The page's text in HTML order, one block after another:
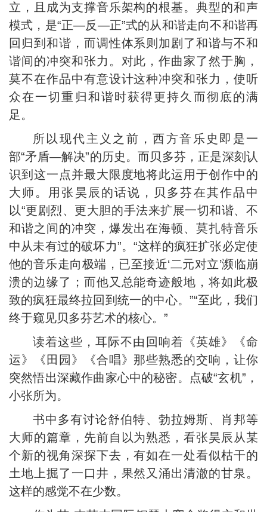
立，且成为支撑音乐架构的根基。典型的和声
模式，是“正—反—正”式的从和谐走向不和谐再
回归到和谐，而调性体系则加剧了和谐与不和
谐间的冲突和张力。对此，作曲家了然于胸，
莫不在作品中有意设计这种冲突和张力，使听
众在一切重归和谐时获得更持久而彻底的满
足。
所以现代主义之前，西方音乐史即是一
部“矛盾—解决”的历史。而贝多芬，正是深刻认
识到这一点并最大限度地将此运用于创作中的
大师。用张昊辰的话说，贝多芬在其作品中
以“更剧烈、更大胆的手法来扩展一切和谐、不
和谐之间的冲突，爆发出在海顿、莫扎特音乐
中从未有过的破坏力”。“这样的疯狂扩张必定使
他的音乐走向极端，已至接近‘二元对立’濒临崩
溃的边缘了；而他又总能奇迹般地，将如此极
致的疯狂最终拉回到统一的中心。”“至此，我们
终于窥见贝多芬艺术的核心。”
读着这些，耳际不由回响着《英雄》《命
运》《田园》《合唱》那些熟悉的交响，让你
突然悟出深藏作曲家心中的秘密。点破“玄机”，
小张所为。
书中多有讨论舒伯特、勃拉姆斯、肖邦等
大师的篇章，先前自以为熟悉，看张昊辰从某
个新的视角深探下去，有如在一处看似枯干的
土地上掘了一口井，果然又涌出清澈的甘泉。
这样的感觉不在少数。